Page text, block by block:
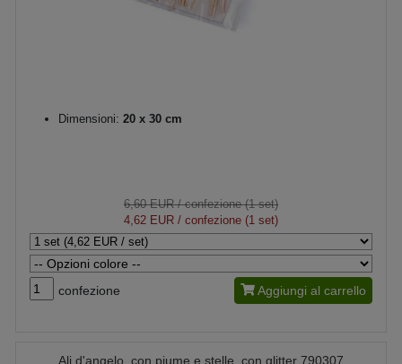
Dimensioni: 20 x 30 cm
6,60 EUR/ confezione (1 set)
4,62 EUR / confezione (1 set)
confezione Aggiungi al carrello
Ali d'angelo, con piume e stelle, con glitter 790307